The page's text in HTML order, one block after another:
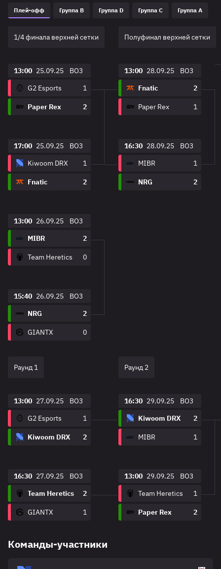
Плей-офф Группа B Группа D Группа C Группа A
1/4 финала верхней сетки
13:00 25.09.25
BO3
G2 Esports
1
Paper Rex 2
17:00 25.09.25
BO3
Kiwoom DRX
1
Fnatic 2
13:00 26.09.25
BO3
MIBR
2
Team Heretics 0
15:40 26.09.25
BO3
NRG
2
GIANTX 0
Полуфинал верхней сетки
13:00 28.09.25
BO3
Fnatic
2
Paper Rex 1
16:30 28.09.25
BO3
MIBR
1
NRG 2
Раунд 1
13:00 27.09.25
BO3
G2 Esports
1
Kiwoom DRX 2
16:30 27.09.25
BO3
Team Heretics
2
GIANTX 1
Раунд 2
16:30 29.09.25
BO3
Kiwoom DRX
2
MIBR 1
13:00 29.09.25
BO3
Team Heretics
1
Paper Rex 2
Команды-участники